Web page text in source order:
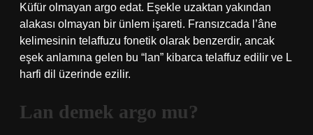
Küfür olmayan argo edat. Eşekle uzaktan yakından
alakası olmayan bir ünlem işareti. Fransızcada l’âne
kelimesinin telaffuzu fonetik olarak benzerdir, ancak
eşek anlamına gelen bu “lan” kibarca telaffuz edilir ve L
harfi dil üzerinde ezilir.
Lan demek argo mu?